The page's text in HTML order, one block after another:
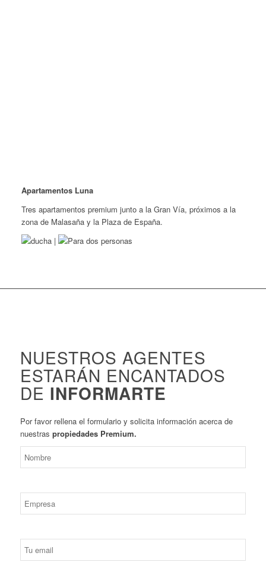
Apartamentos Luna
Tres apartamentos premium junto a la Gran Vía, próximos a la
zona de Malasaña y la Plaza de España.
|
NUESTROS AGENTES
ESTARÁN ENCANTADOS
DE INFORMARTE
Por favor rellena el formulario y solicita información acerca de
nuestras propiedades Premium.